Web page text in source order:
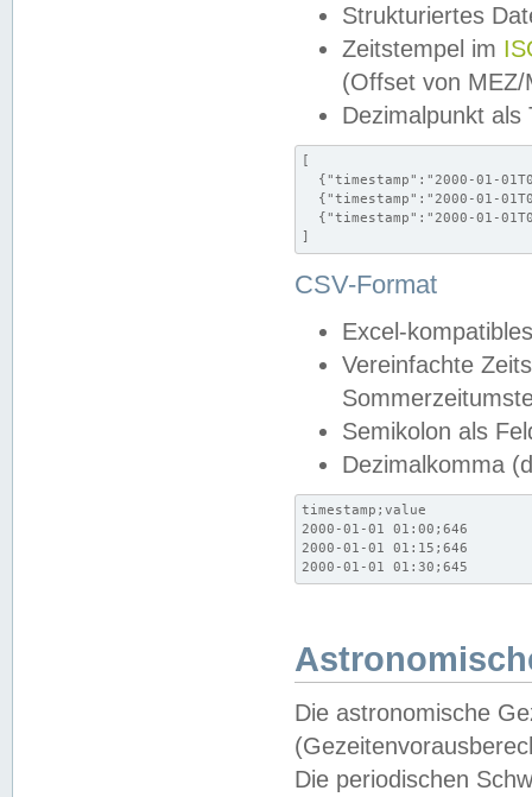
Strukturiertes
Zeitstempel im
(Offset von MEZ/
Dezimalpunkt als
[
{"timestamp":"2000-01-
{"timestamp":"2000-01-
{"timestamp":"2000-01-
]
CSV-Format
Excel-
Vereinfachte
Semikolon als
Dezimalkomma
timestamp;value
2000-01-01 01:00;646
2000-01-01 01:15;646
2000-01-01 01:30;645
Die astronomische
Die periodischen